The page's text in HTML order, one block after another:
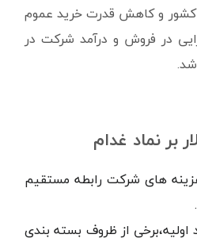
کشور و کاهش قدرت خرید عموم
در فروش و درآمد شرکت در
بر نماد غدام
های شرکت رابطه مستقیم
از ظروف بسته بندی